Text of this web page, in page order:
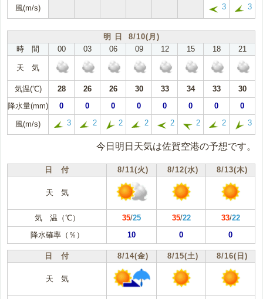
風(m/s) 3 3
明 日 8/10(月)
時 間
00 03 06 09 12 15 18 21
天 気
気温(℃) 28 26 26 30 33 34 33
30
降水量(mm)
0 0 0 0 0 0 0 0
風(m/s) 3 2 2 2 2 2 2 3
今日明日天気は佐賀空港の予想です。
日 付 8/11(火) 8/12(水) 8/13(木)
天 気
気 温（℃） 35/25 35/22 33/22
降水確率（％）
10 0 0
日 付 8/14(金) 8/15(土) 8/16(日)
天 気